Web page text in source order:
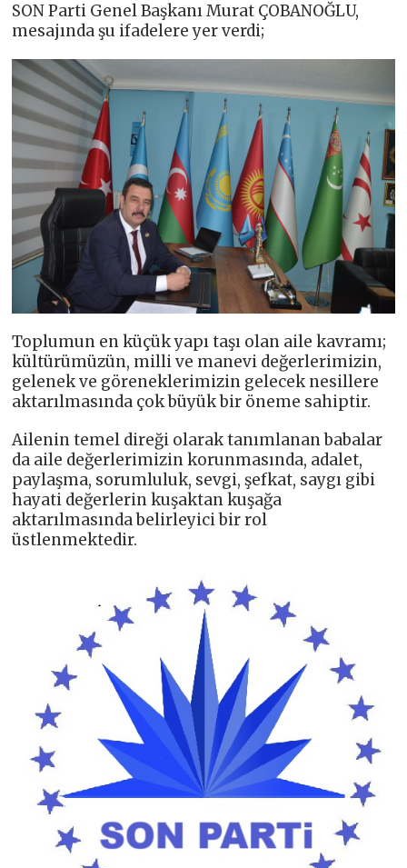
SON Parti Genel Başkanı Murat ÇOBANOĞLU,
mesajında şu ifadelere yer verdi;
Toplumun en küçük yapı taşı olan aile kavramı;
kültürümüzün, milli ve manevi değerlerimizin,
gelenek ve göreneklerimizin gelecek nesillere
aktarılmasında çok büyük bir öneme sahiptir.
Ailenin temel direği olarak tanımlanan babalar
da aile değerlerimizin korunmasında, adalet,
paylaşma, sorumluluk, sevgi, şefkat, saygı gibi
hayati değerlerin kuşaktan kuşağa
aktarılmasında belirleyici bir rol
üstlenmektedir.